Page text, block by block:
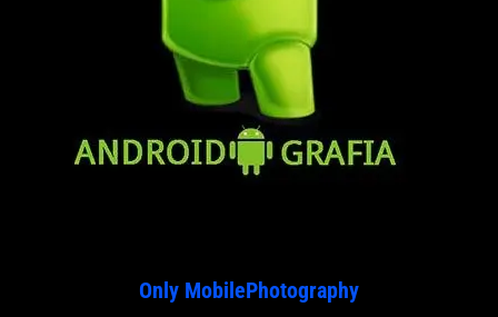
Only MobilePhotography